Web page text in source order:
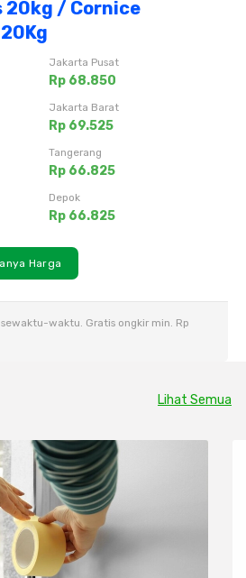
20kg / Cornice
Jakarta Pusat
Rp 68.850
Jakarta Barat
Rp 69.525
Tangerang
Rp 66.825
Depok
Rp 66.825
Harga
waktu. Gratis ongkir min. Rp
Lihat Semua